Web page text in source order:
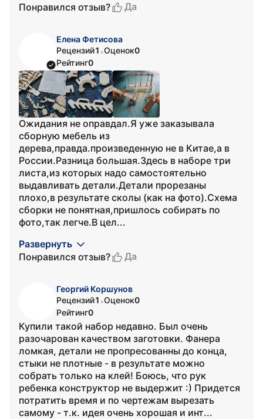
Понравился отзыв?
Да
Елена Фетисова
Рецензий1 •Оценок0
Рейтинг0
Ожидания не оправдал.Я уже заказывала
сборную мебель из
дерева,правда.произведенную не в Китае,а в
России.Разница большая.Здесь в наборе три
листа,из которых надо самостоятельно
выдавливать детали.Детали прорезаны
плохо,в результате сколы (как на фото).Схема
сборки не понятная,пришлось собирать по
фото,так легче.В цел...
Развернуть
Понравился отзыв?
Да
Георгий Коршунов
Рецензий1 •Оценок0
Рейтинг0
Купили такой набор недавно. Был очень
разочарован качеством заготовки. Фанера
ломкая, детали не пропресованны до конца,
стыки не плотные - в результате можно
собрать только на клей! Боюсь, что рук
ребенка конструктор не выдержит :) Придется
потратить время и по чертежам вырезать
самому - т.к. идея очень хорошая и инт...